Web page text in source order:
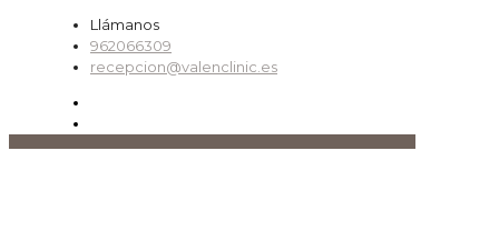
Llámanos
962066309
recepcion@valenclinic.es